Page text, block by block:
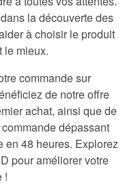
la découverte des
à choisir le produit
le mieux.
commande sur
de notre offre
achat, ainsi que de
dépassant
en 48 heures. Explorez
pour améliorer votre
!